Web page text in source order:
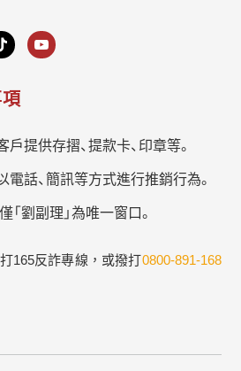
提供存摺、提款卡、印章等。
話、簡訊等方式進行推銷行為。
劉副理」為唯一窗口。
165反詐專線，或撥打0800-891-168